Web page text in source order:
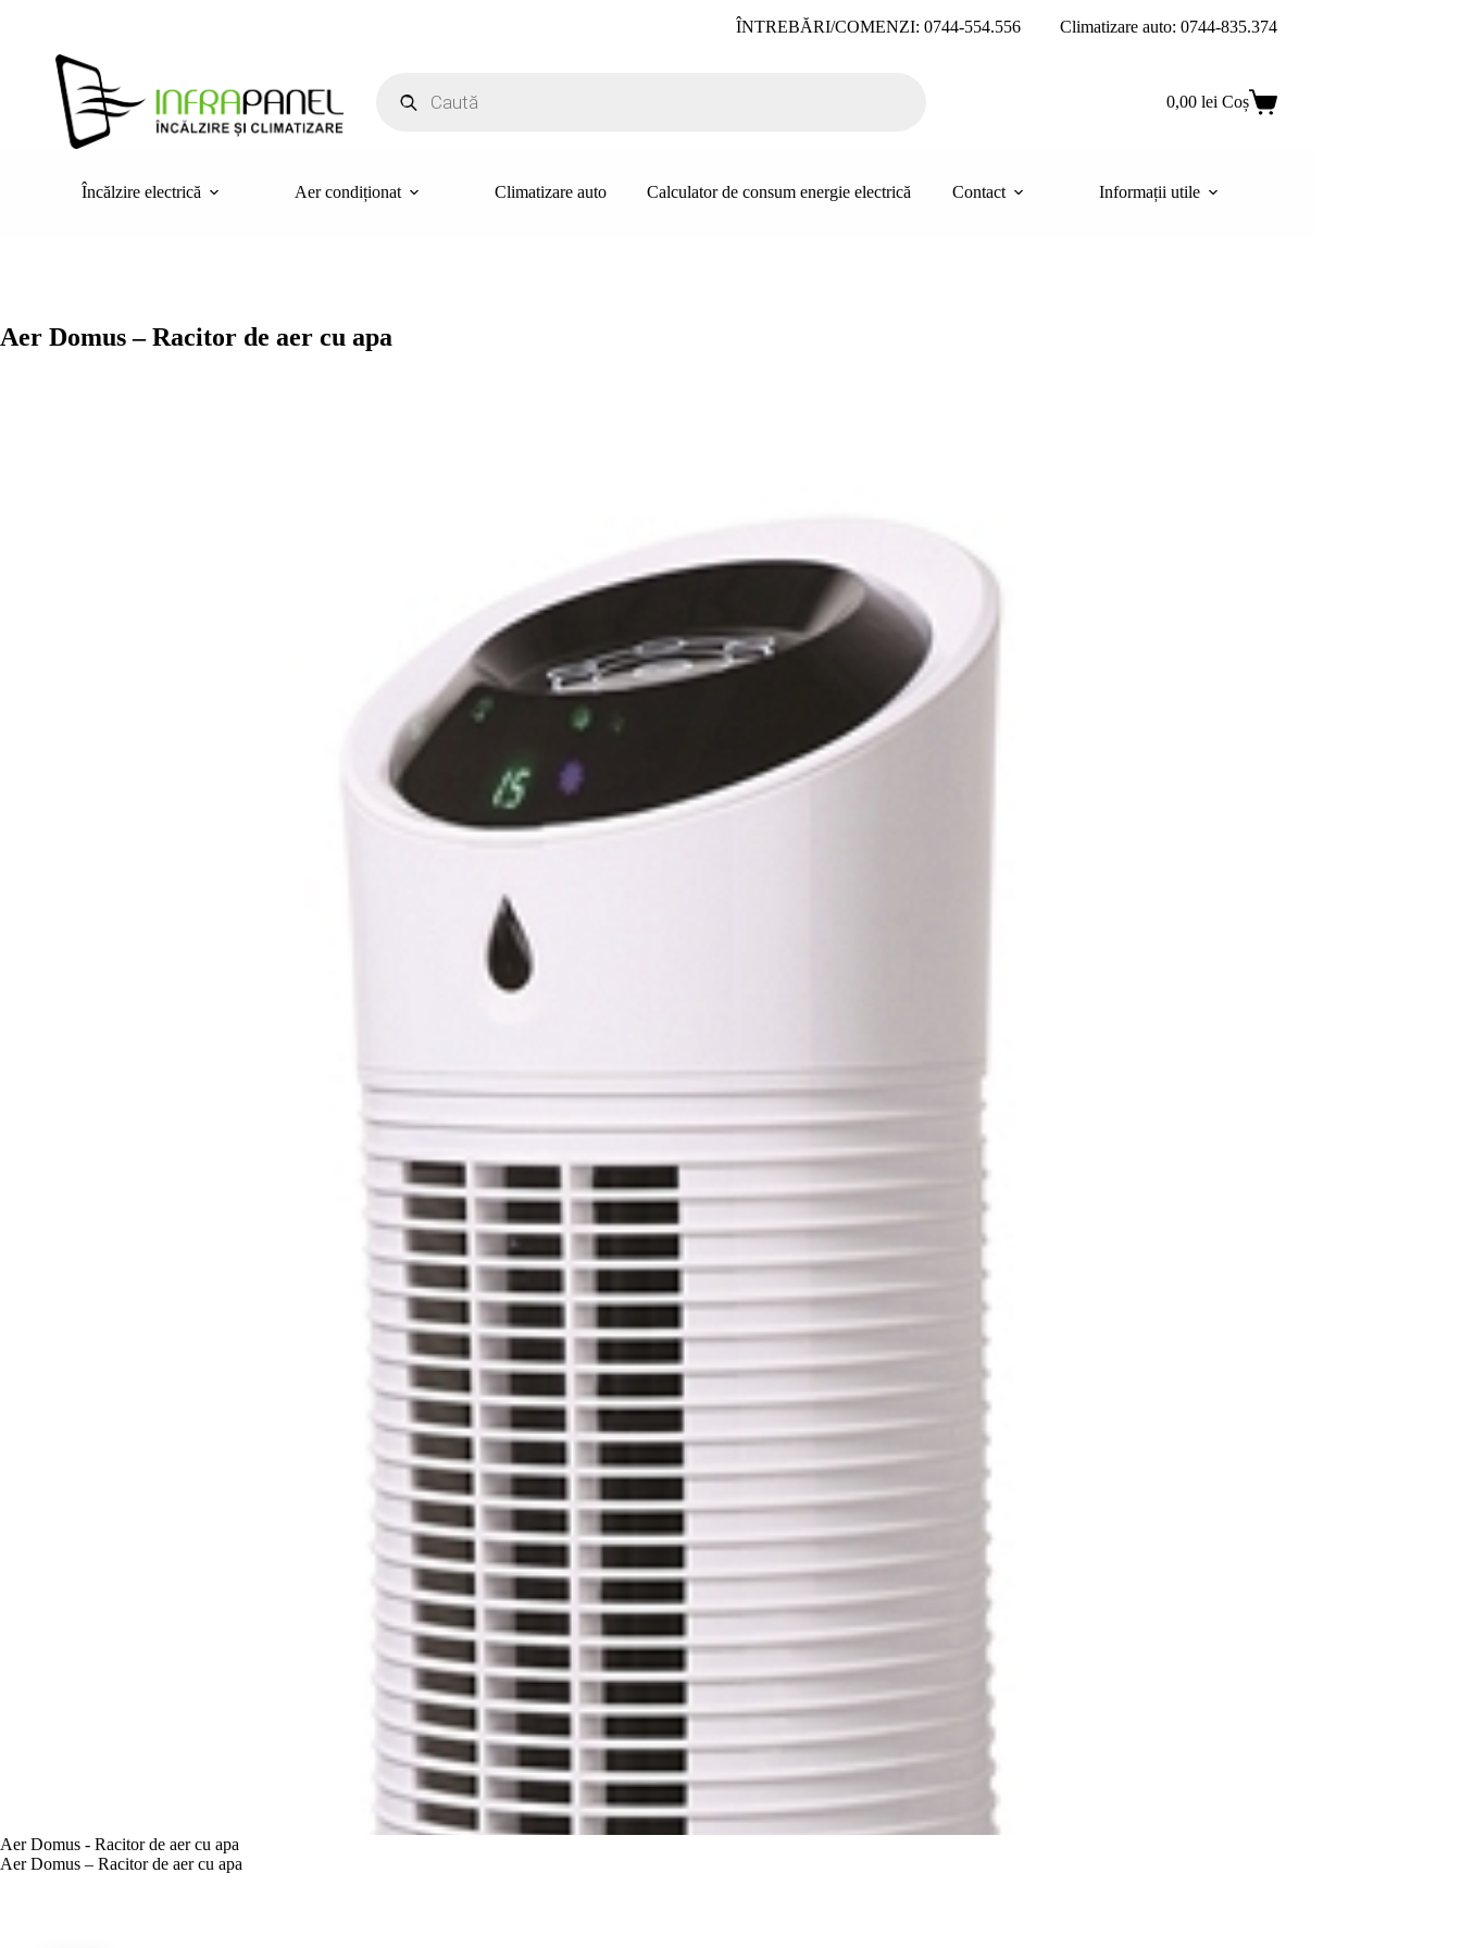
ÎNTREBĂRI/COMENZI: 0744-554.556 Climatizare auto: 0744-835.374
search
0,00 lei Coș
Încălzire electrică Aer condiționat Climatizare auto Calculator de consum energie electrică Contact Informații utile
Aer Domus – Racitor de aer cu apa
Aer Domus - Racitor de aer cu apa
Aer Domus – Racitor de aer cu apa